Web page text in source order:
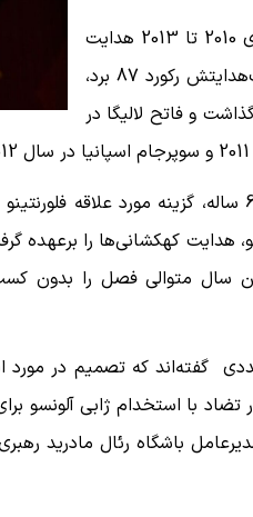
به گزارش تسنیم، آقای خاص بین سال‌های 2010 تا 2013 هدایت
رئال مادرید را بر عهده داشت و تیم تحت‌هدایتش رکورد 87 برد،
گذاشت و فاتح لالیگا در
نشریه «اتلتیک» اعلام کرد که مورینیوی 63
هدایت کهکشانی‌ها را برعهده
سال متوالی فصل را بدون
گفته‌اند که تصمیم در مورد
با استخدام ژابی آلونسو
باشگاه رئال مادرید